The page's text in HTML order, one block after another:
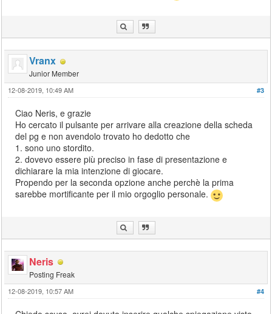
Vranx
Junior Member
#3
12-08-2019, 10:49 AM
Ciao Neris, e grazie
Ho cercato il pulsante per arrivare alla creazione della scheda
del pg e non avendolo trovato ho dedotto che
1. sono uno stordito.
2. dovevo essere più preciso in fase di presentazione e
dichiarare la mia intenzione di giocare.
Propendo per la seconda opzione anche perchè la prima
sarebbe mortificante per il mio orgoglio personale.
Neris
Posting Freak
#4
12-08-2019, 10:57 AM